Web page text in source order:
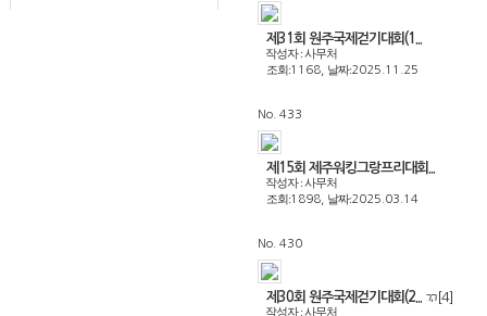
제31회 원주국제걷기대회(1...
작성자 : 사무처
조회:1168, 날짜:2025.11.25
No. 433
제15회 제주워킹그랑프리대회...
작성자 : 사무처
조회:1898, 날짜:2025.03.14
No. 430
제30회 원주국제걷기대회(2... [4]
작성자 : 사무처